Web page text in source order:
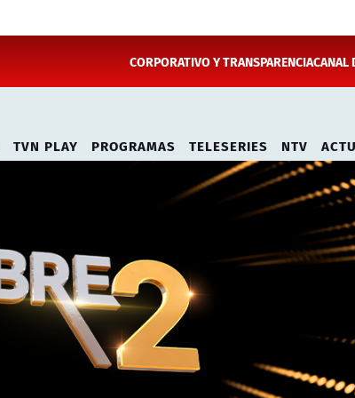
CORPORATIVO Y TRANSPARENCIACANAL
TVN PLAY PROGRAMAS TELESERIES NTV